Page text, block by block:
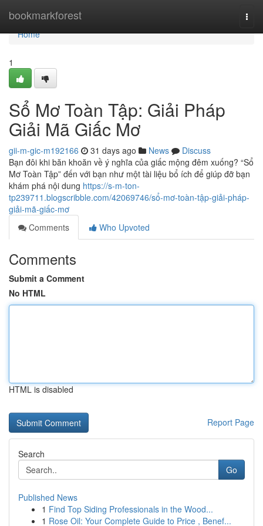
bookmarkforest
Home
Home
1
Sổ Mơ Toàn Tập: Giải Pháp
Giải Mã Giấc Mơ
gii-m-gic-m192166 31 days ago News
Discuss
Bạn đôi khi băn khoăn về ý nghĩa của giấc mộng đêm xuống? “Sổ
Mơ Toàn Tập” đến với bạn như một tài liệu bổ ích để giúp đỡ bạn
khám phá nội dung https://s-m-ton-
tp239711.blogscribble.com/42069746/sổ-mơ-toàn-tập-giải-pháp-
giải-mã-giấc-mơ
Comments
Who Upvoted
Comments
Submit a Comment
No HTML
HTML is disabled
Report Page
Search
Go
Published News
1 Find Top Siding Professionals in the Wood...
1 Rose Oil: Your Complete Guide to Price , Benef...